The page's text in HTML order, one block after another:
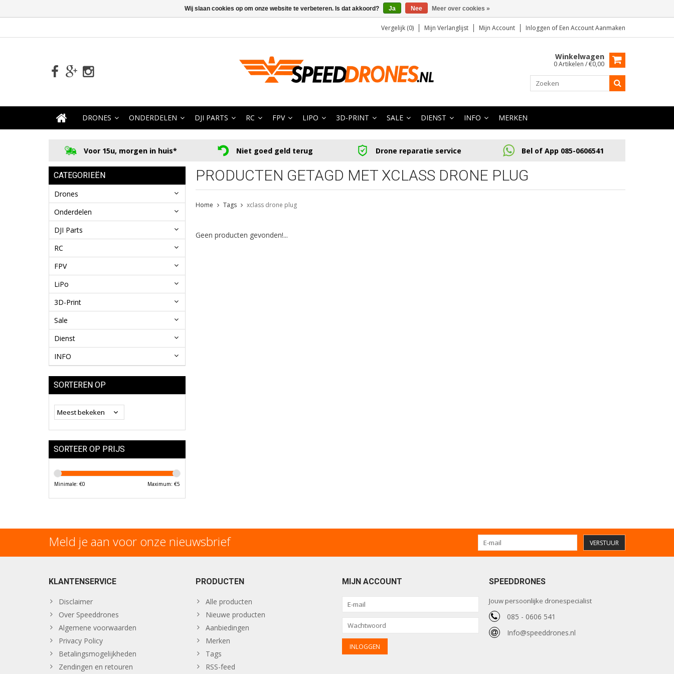
Vergelijk (0) Mijn Verlanglijst Mijn Account Inloggen of Een Account Aanmaken
Winkelwagen
0 Artikelen / €0,00
DRONES ONDERDELEN DJI PARTS RC FPV LIPO 3D-PRINT SALE DIENST INFO MERKEN
Voor 15u, morgen in huis* Niet goed geld terug Drone reparatie service Bel of App 085-0606541
CATEGORIEËN
Drones
Onderdelen
DJI Parts
RC
FPV
LiPo
3D-Print
Sale
Dienst
INFO
SORTEREN OP
SORTEER OP PRIJS
Minimale: €0 Maximum: €5
PRODUCTEN GETAGD MET XCLASS DRONE PLUG
Home Tags xclass drone plug
Geen producten gevonden!...
Meld je aan voor onze nieuwsbrief VERSTUUR
KLANTENSERVICE
Disclaimer
Over Speeddrones
Algemene voorwaarden
Privacy Policy
Betalingsmogelijkheden
Zendingen en retouren
PRODUCTEN
Alle producten
Nieuwe producten
Aanbiedingen
Merken
Tags
RSS-feed
MIJN ACCOUNT SPEEDDRONES
Jouw persoonlijke dronespecialist
085 - 0606 541
Info@speeddrones.nl
Wij slaan cookies op om onze website te verbeteren. Is dat akkoord? Ja Nee Meer over cookies »